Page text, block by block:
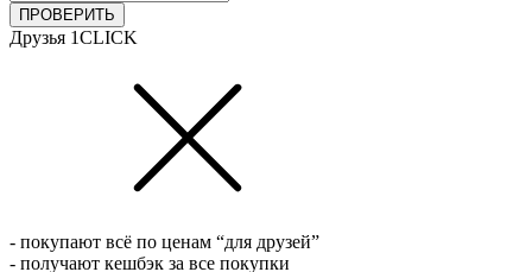
ПРОВЕРИТЬ
Друзья 1CLICK
- покупают всё по ценам “для друзей”
- получают кешбэк за все покупки